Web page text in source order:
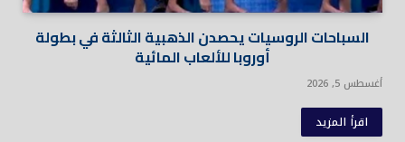
السباحات الروسيات يحصدن الذهبية الثالثة في بطولة
أوروبا للألعاب المائية
أغسطس 5, 2026
اقرأ المزيد